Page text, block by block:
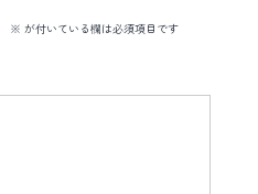
※ が付いている欄は必須項目です